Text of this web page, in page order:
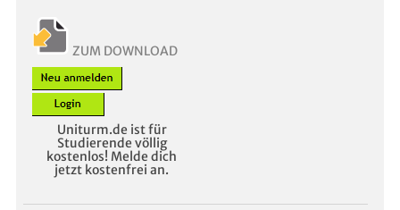
ZUM DOWNLOAD
Uniturm.de ist für
Studierende völlig
kostenlos! Melde dich
jetzt kostenfrei an.